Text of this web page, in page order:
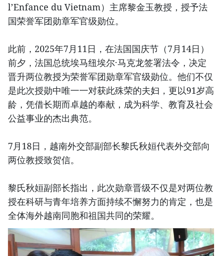
l’Enfance du Vietnam）主席黎金玉教授，授予法
国荣誉军团勋章军官级勋位。
此前，2025年7月11日，在法国国庆节（7月14日）
前夕，法国总统埃马纽埃尔·马克龙签署法令，决定
晋升两位教授为荣誉军团勋章军官级勋位。他们不仅
是此次授勋中唯一一对获此殊荣的夫妇，更以91岁高
龄，凭借长期而卓越的奉献，成为科学、教育及社会
公益事业的杰出典范。
7月18日，越南外交部副部长黎氏秋姮代表外交部向
两位教授致贺信。
黎氏秋姮副部长指出，此次勋章晋级不仅是对两位教
授在科研与青年培养方面持续不懈努力的肯定，也是
全体海外越南同胞和祖国共同的荣耀。